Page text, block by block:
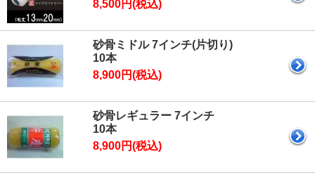
8,500円(税込)
砂骨ミドル 7インチ(片切り)
10本
8,900円(税込)
砂骨レギュラー 7インチ
10本
8,900円(税込)